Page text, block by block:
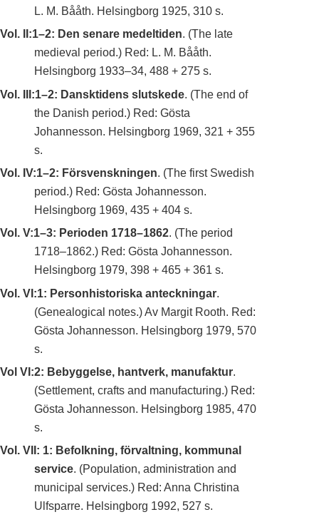
L. M. Bååth. Helsingborg 1925, 310 s.
Vol. II:1–2: Den senare medeltiden. (The late
medieval period.) Red: L. M. Bååth.
Helsingborg 1933–34, 488 + 275 s.
Vol. III:1–2: Dansktidens slutskede. (The end of
the Danish period.) Red: Gösta
Johannesson. Helsingborg 1969, 321 + 355
s.
Vol. IV:1–2: Försvenskningen. (The first Swedish
period.) Red: Gösta Johannesson.
Helsingborg 1969, 435 + 404 s.
Vol. V:1–3: Perioden 1718–1862. (The period
1718–1862.) Red: Gösta Johannesson.
Helsingborg 1979, 398 + 465 + 361 s.
Vol. VI:1: Personhistoriska anteckningar.
(Genealogical notes.) Av Margit Rooth. Red:
Gösta Johannesson. Helsingborg 1979, 570
s.
Vol VI:2: Bebyggelse, hantverk, manufaktur.
(Settlement, crafts and manufacturing.) Red:
Gösta Johannesson. Helsingborg 1985, 470
s.
Vol. VII: 1: Befolkning, förvaltning, kommunal
service. (Population, administration and
municipal services.) Red: Anna Christina
Ulfsparre. Helsingborg 1992, 527 s.